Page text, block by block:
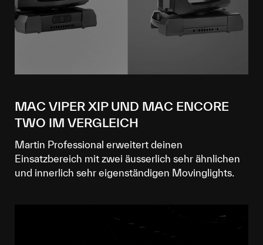
MAC VIPER XIP UND MAC ENCORE
TWO IM VERGLEICH
Martin Professional erweitert deinen
Einsatzbereich mit zwei äusserlich sehr ähnlichen
und innerlich sehr eigenständigen Movinglights.